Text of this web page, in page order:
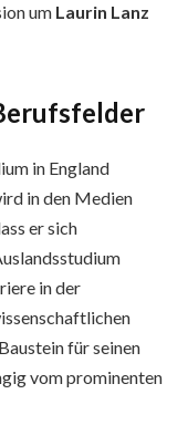
um Laurin Lanz
in England
in den Medien
er sich
in der
für seinen
vom prominenten